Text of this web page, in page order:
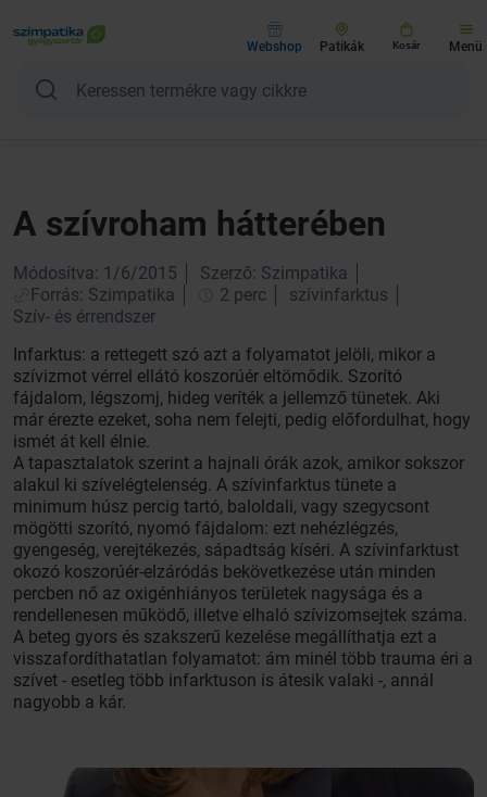
Webshop Patikák Kosár Menü
A szívroham hátterében
Módosítva: 1/6/2015
Szerző: Szimpatika
Forrás: Szimpatika
2 perc
szívinfarktus
Szív- és érrendszer
Infarktus: a rettegett szó azt a folyamatot jelöli, mikor a
szívizmot vérrel ellátó koszorúér eltömődik. Szorító
fájdalom, légszomj, hideg veríték a jellemző tünetek. Aki
már érezte ezeket, soha nem felejti, pedig előfordulhat, hogy
ismét át kell élnie.
A tapasztalatok szerint a hajnali órák azok, amikor sokszor
alakul ki szívelégtelenség. A szívinfarktus tünete a
minimum húsz percig tartó, baloldali, vagy szegycsont
mögötti szorító, nyomó fájdalom: ezt nehézlégzés,
gyengeség, verejtékezés, sápadtság kíséri. A szívinfarktust
okozó koszorúér-elzáródás bekövetkezése után minden
percben nő az oxigénhiányos területek nagysága és a
rendellenesen működő, illetve elhaló szívizomsejtek száma.
A beteg gyors és szakszerű kezelése megállíthatja ezt a
visszafordíthatatlan folyamatot: ám minél több trauma éri a
szívet - esetleg több infarktuson is átesik valaki -, annál
nagyobb a kár.